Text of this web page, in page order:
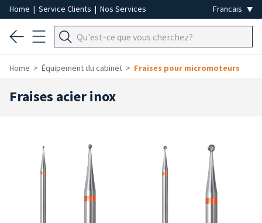
Home | Service Clients | Nos Services
Home Équipement du cabinet Fraises pour micromoteurs
Fraises acier inox